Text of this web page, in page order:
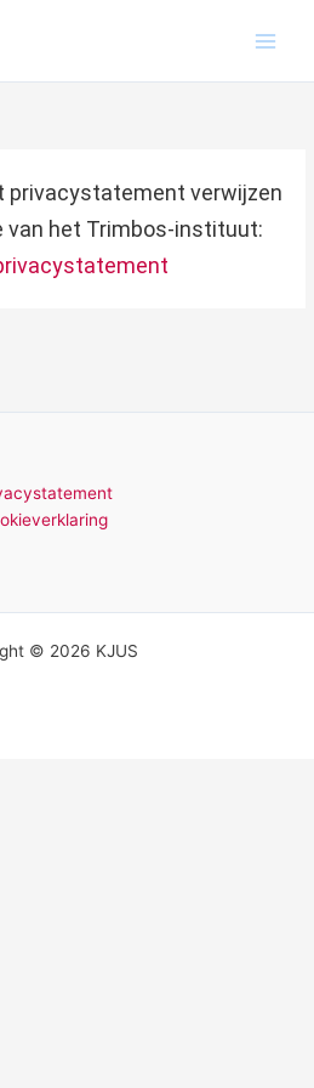
privacystatement verwijzen
van het Trimbos-instituut:
© 2026 KJUS